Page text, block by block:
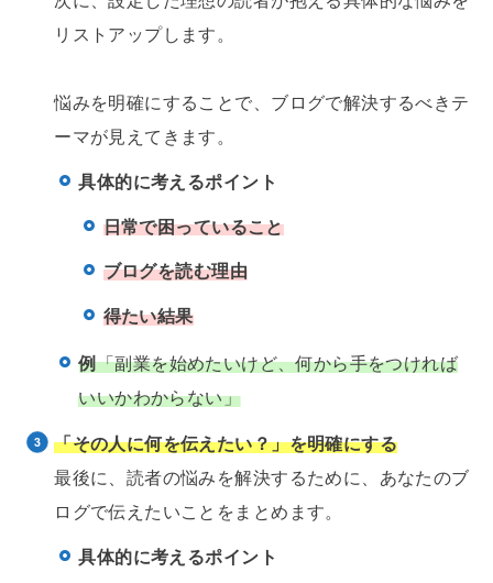
リストアップします。
悩みを明確にすることで、ブログで解決するべきテ
ーマが見えてきます。
具体的に考えるポイント
日常で困っていること
ブログを読む理由
得たい結果
例「副業を始めたいけど、何から手をつければ
いいかわからない」
「その人に何を伝えたい？」を明確にする
最後に、読者の悩みを解決するために、あなたのブ
ログで伝えたいことをまとめます。
具体的に考えるポイント